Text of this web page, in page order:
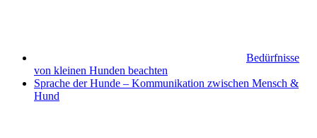
Bedürfnisse
von kleinen Hunden beachten
Sprache der Hunde – Kommunikation zwischen Mensch &
Hund